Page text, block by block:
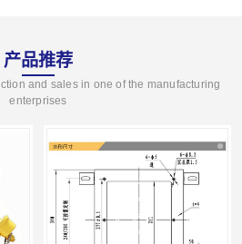
产品推荐
and sales in one of the manufacturing
enterprises